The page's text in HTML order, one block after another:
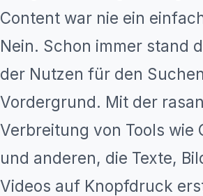
Content war nie ein
Nein. Schon immer stand
der Nutzen für den
Vordergrund. Mit der
Verbreitung von Tools wie
und anderen, die Texte,
Videos auf Knopfdruck